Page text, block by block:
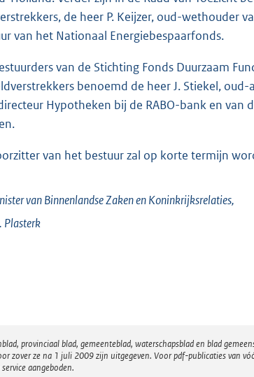
de heer P. Keijzer, oud-wethouder
van het Nationaal Energiebespaarfonds.
van de Stichting Fonds Duurzaam
benoemd de heer J. Stiekel,
Hypotheken bij de RABO-bank en van
van het bestuur zal op korte termijn
van Binnenlandse Zaken en Koninkrijksrelaties,
Plasterk
provinciaal blad, gemeenteblad, waterschapsblad en blad
zover ze na 1 juli 2009 zijn uitgegeven. Voor pdf-publicaties van
aangeboden.